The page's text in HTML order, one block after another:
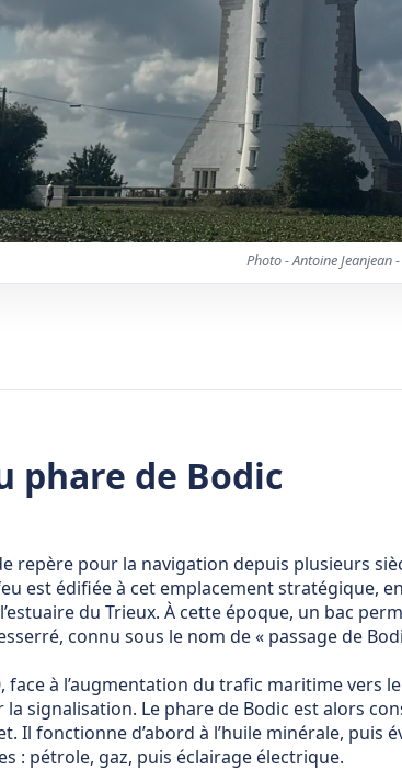
Photo - Antoine
phare de Bodic
repère pour la navigation depuis plusieurs
est édifiée à cet emplacement stratégique,
l’estuaire du Trieux. À cette époque, un bac
connu sous le nom de « passage de
face à l’augmentation du trafic maritime vers
signalisation. Le phare de Bodic est alors
Il fonctionne d’abord à l’huile minérale, puis
: pétrole, gaz, puis éclairage électrique.